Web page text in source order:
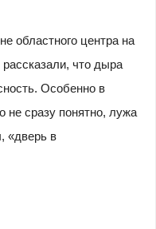
областного центра на
что дыра
Особенно в
не сразу понятно, лужа
«дверь в